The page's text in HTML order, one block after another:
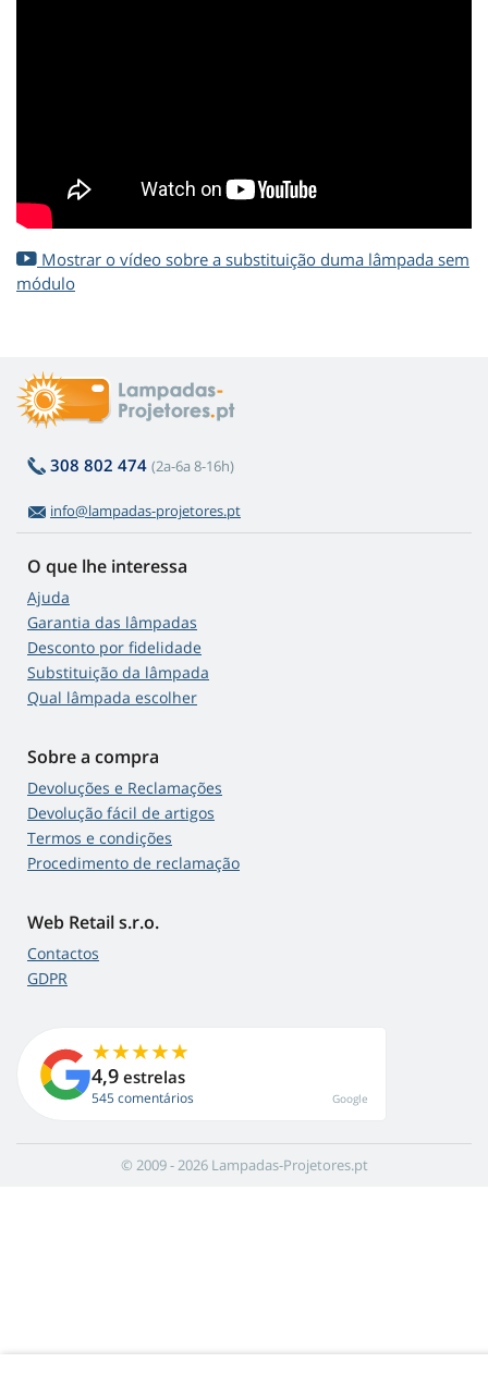
Mostrar o vídeo sobre a substituição duma lâmpada sem
módulo
308 802 474 (2a-6a 8-16h)
info@lampadas-projetores.pt
O que lhe interessa
Ajuda
Garantia das lâmpadas
Desconto por fidelidade
Substituição da lâmpada
Qual lâmpada escolher
Sobre a compra
Devoluções e Reclamações
Devolução fácil de artigos
Termos e condições
Procedimento de reclamação
Web Retail s.r.o.
Contactos
GDPR
4,9 estrelas
545 comentários Google
© 2009 - 2026 Lampadas-Projetores.pt